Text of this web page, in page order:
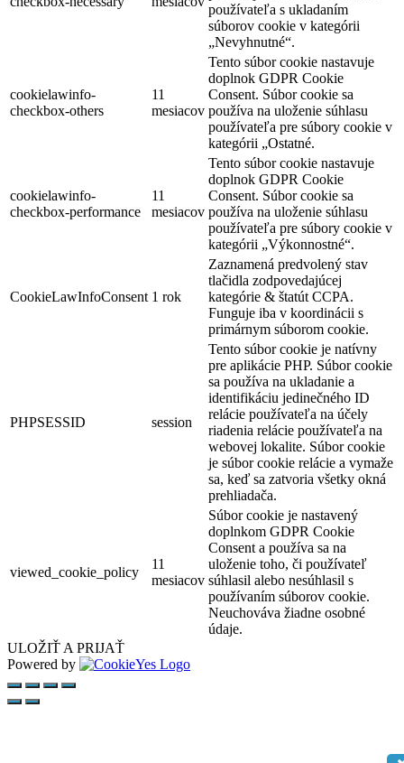
používateľa s ukladaním
súborov cookie v kategórii
„Nevyhnutné“.
cookielawinfo-
checkbox-others
11
mesiacov
Tento súbor cookie nastavuje
doplnok GDPR Cookie
Consent. Súbor cookie sa
používa na uloženie súhlasu
používateľa pre súbory cookie v
kategórii „Ostatné.
cookielawinfo-
checkbox-performance
11
mesiacov
Tento súbor cookie nastavuje
doplnok GDPR Cookie
Consent. Súbor cookie sa
používa na uloženie súhlasu
používateľa pre súbory cookie v
kategórii „Výkonnostné“.
CookieLawInfoConsent 1 rok
Zaznamená predvolený stav
tlačidla zodpovedajúcej
kategórie & štatút CCPA.
Funguje iba v koordinácii s
primárnym súborom cookie.
PHPSESSID session
Tento súbor cookie je natívny
pre aplikácie PHP. Súbor cookie
sa používa na ukladanie a
identifikáciu jedinečného ID
relácie používateľa na účely
riadenia relácie používateľa na
webovej lokalite. Súbor cookie
je súbor cookie relácie a vymaže
sa, keď sa zatvoria všetky okná
prehliadača.
viewed_cookie_policy
11
mesiacov
Súbor cookie je nastavený
doplnkom GDPR Cookie
Consent a používa sa na
uloženie toho, či používateľ
súhlasil alebo nesúhlasil s
používaním súborov cookie.
Neuchováva žiadne osobné
údaje.
ULOŽIŤ A PRIJAŤ
Powered by